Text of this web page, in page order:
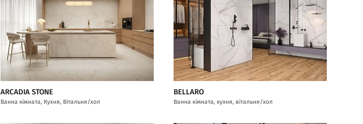
ARCADIA STONE
Ванна кімната, Кухня, Вітальня/хол
BELLARO
Ванна кімната, кухня, вітальня/хол